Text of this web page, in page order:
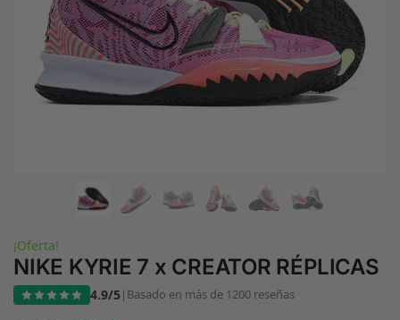
¡Oferta!
NIKE KYRIE 7 x CREATOR RÉPLICAS
4.9/5| Basado en más de 1200 reseñas